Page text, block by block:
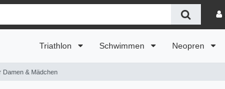
Triathlon Schwimmen Neopren
Damen & Mädchen